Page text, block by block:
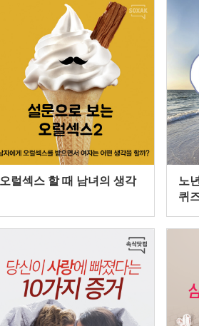
오럴섹스 할 때 남녀의 생각
노
퀴